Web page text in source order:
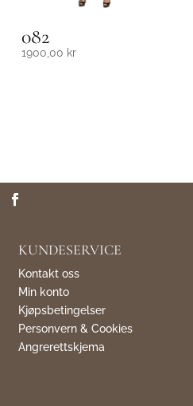
082
1900,00 kr
KUNDESERVICE
Kontakt oss
Min konto
Kjøpsbetingelser
Personvern & Cookies
Angrerettskjema